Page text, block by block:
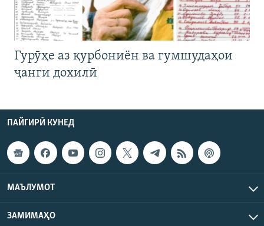
Гурӯҳе аз қурбониён ва гумшудаҳои
ҷанги дохилӣ
ПАЙГИРӢ КУНЕД
МАЪЛУМОТ
ЗАМИМАҲО